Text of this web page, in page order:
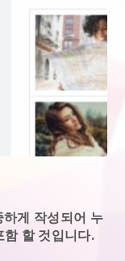
게 작성되어 누
함 할 것입니다.